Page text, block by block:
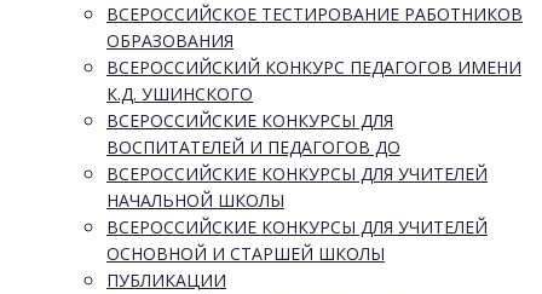
ВСЕРОССИЙСКОЕ ТЕСТИРОВАНИЕ РАБОТНИКОВ
ОБРАЗОВАНИЯ
ВСЕРОССИЙСКИЙ КОНКУРС ПЕДАГОГОВ ИМЕНИ
К.Д. УШИНСКОГО
ВСЕРОССИЙСКИЕ КОНКУРСЫ ДЛЯ
ВОСПИТАТЕЛЕЙ И ПЕДАГОГОВ ДО
ВСЕРОССИЙСКИЕ КОНКУРСЫ ДЛЯ УЧИТЕЛЕЙ
НАЧАЛЬНОЙ ШКОЛЫ
ВСЕРОССИЙСКИЕ КОНКУРСЫ ДЛЯ УЧИТЕЛЕЙ
ОСНОВНОЙ И СТАРШЕЙ ШКОЛЫ
ПУБЛИКАЦИИ